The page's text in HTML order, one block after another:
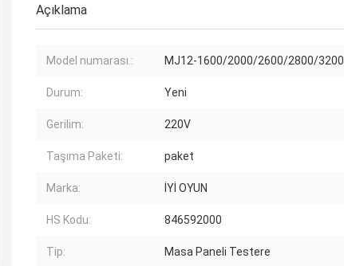
Açıklama
Model numarası.: MJ12-1600/2000/2600/2800/3200
Durum: Yeni
Gerilim: 220V
Taşıma Paketi: paket
Marka: İYİ OYUN
HS Kodu: 846592000
Tip: Masa Paneli Testere